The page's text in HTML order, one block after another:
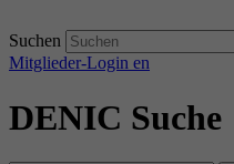
Suchen
Mitglieder-Login en
DENIC Suche